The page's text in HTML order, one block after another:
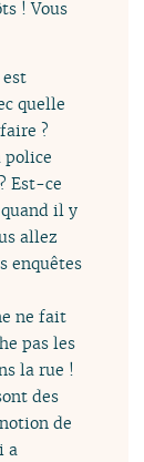
! Vous
quelle
?
police
Est-ce
il y
allez
enquêtes
ne fait
pas les
la rue !
des
de
a